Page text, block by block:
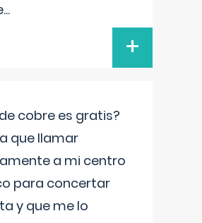
...
+
de cobre es gratis?
que llamar
a mi centro
para concertar
y que me lo